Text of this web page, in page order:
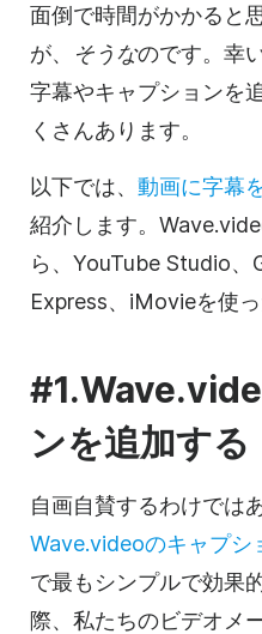
面倒で時間がかかると
が、
そうなのです。幸
字幕やキャプションを
くさんあります。
以下では、 動画に字幕
紹介します。
ら、YouTube Studio
Express、iMovieを使
ンを追加する
自画自賛するわけでは
Wave.videoのキャプシ
で最もシンプルで効果
際、私たちのビデオメ